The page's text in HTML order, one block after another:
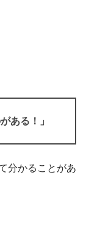
ある！」
分かることがあ